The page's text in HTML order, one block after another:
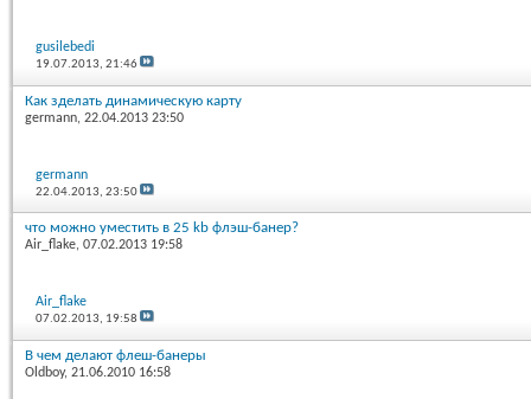
gusilebedi
19.07.2013,21:46
Как зделать динамическую карту
germann, 22.04.2013 23:50
germann
22.04.2013,23:50
что можно уместить в 25 kb флэш-банер?
Air_flake, 07.02.2013 19:58
Air_flake
07.02.2013, 19:58
В чем делают флеш-банеры
Oldboy, 21.06.2010 16:58